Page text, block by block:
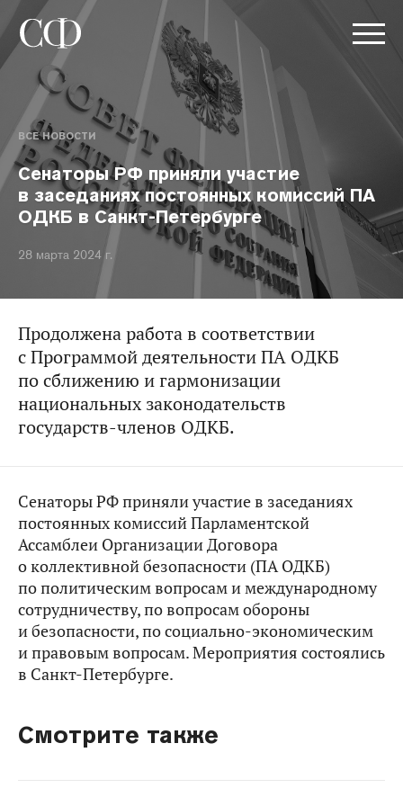
ВСЕ НОВОСТИ
Сенаторы РФ приняли участие
в заседаниях постоянных комиссий ПА
ОДКБ в Санкт-Петербурге
28 марта 2024 г.
Продолжена работа в соответствии
с Программой деятельности ПА ОДКБ
по сближению и гармонизации
национальных законодательств
государств-членов ОДКБ.
Сенаторы РФ приняли участие в заседаниях
постоянных комиссий Парламентской
Ассамблеи Организации Договора
о коллективной безопасности (ПА ОДКБ)
по политическим вопросам и международному
сотрудничеству, по вопросам обороны
и безопасности, по социально-экономическим
и правовым вопросам. Мероприятия состоялись
в Санкт-Петербурге.
Смотрите также